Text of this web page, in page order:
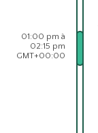
01:00 pm à
02:15 pm
GMT+00:00